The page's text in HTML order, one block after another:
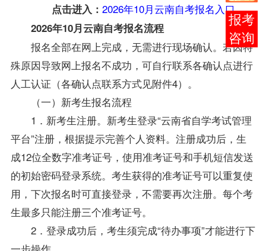
点击进入： 2026年10月云南自考报名入口
2026年10月云南自考报名流程
报名全部在网上完成，无需进行现场确认。若因特
殊原因导致网上报名不成功，可自行联系各确认点进行
人工认证（各确认点联系方式见附件4）。
（一）新考生报名流程
1．新考生注册。新考生登录“云南省自学考试管理
平台”注册，根据提示完善个人资料。注册成功后，生
成12位全数字准考证号，使用准考证号和手机短信发送
的初始密码登录系统。考生获得的准考证号可以重复使
用，下次报名时可直接登录，不需要再次注册。每个考
生最多只能注册三个准考证号。
2．登录成功后，考生须完成“待办事项”才能进行下
报考
咨询